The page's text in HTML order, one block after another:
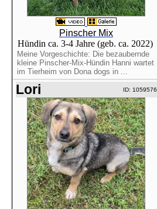
Pinscher Mix
Hündin ca. 3-4 Jahre (geb. ca. 2022)
Meine Vorgeschichte: Die bezaubernde
kleine Pinscher-Mix-Hündin Hanni wartet
im Tierheim von Dona dogs in ...
Lori ID: 1059576